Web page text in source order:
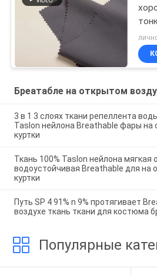
Бреатабле на открытом
3 в 1 3 слоях ткани репеллента
Taslon нейлона Breathable фары на
куртки
Ткань 100% Taslon нейлона мягкая
водоустойчивая Breathable для на
куртки
Путь SP 4 91% n 9% протягивает
воздухе ткань ткани для костюма
Популярные